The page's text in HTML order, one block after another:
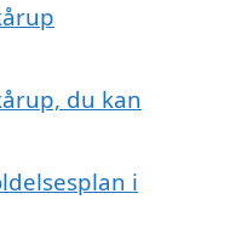
du kan
i